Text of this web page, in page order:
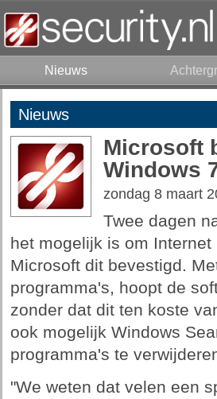
Nieuws
Nieuws
Microsoft
Windows
zondag 8 maart
Twee dagen
het mogelijk is om
Microsoft dit bevestigd.
programma's, hoopt de
zonder dat dit ten koste
ook mogelijk Windows
programma's te
"We weten dat velen een